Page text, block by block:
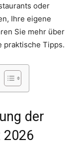
oder
Ihre eigene
Sie mehr über
praktische Tipps.
der
2026